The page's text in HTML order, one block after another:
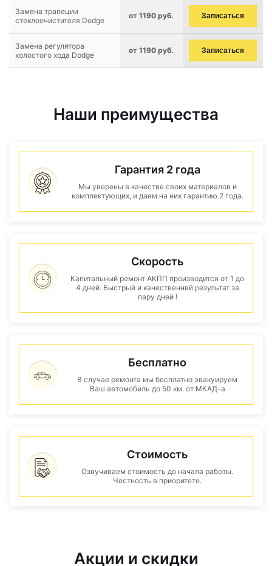
Замена трапеции
стеклоочистителя Dodge
от 1190 руб. Записаться
Замена регулятора
холостого хода Dodge
от 1190 руб. Записаться
Наши преимущества
Гарантия 2 года
Мы уверены в качестве своих материалов и
комплектующих, и даем на них гарантию 2 года.
Скорость
Капитальный ремонт АКПП производится от 1 до
4 дней. Быстрый и качественнвй результат за
пару дней !
Бесплатно
В случае ремонта мы бесплатно эвакуируем
Ваш автомобиль до 50 км. от МКАД-а
Стоимость
Озвучиваем стоимость до начала работы.
Честность в приоритете.
Акции и скидки